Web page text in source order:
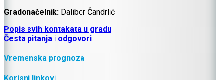
Gradonačelnik: Dalibor Čandrlić
Popis svih kontakata u gradu
Česta pitanja i odgovori
Vremenska prognoza
Korisni linkovi